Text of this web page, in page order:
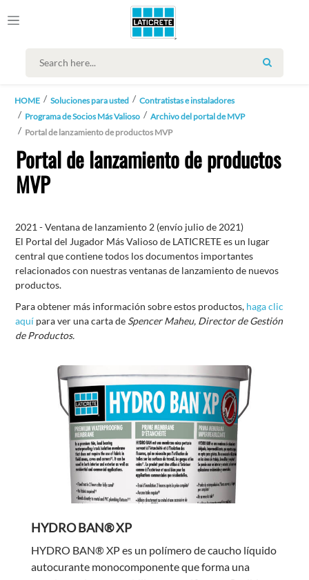
SEARCH
HOME Soluciones para usted
Contratistas e instaladores
Programa de Socios Más Valioso
Archivo del portal de MVP
Portal de lanzamiento de productos MVP
Portal de lanzamiento de productos
MVP
2021 - Ventana de lanzamiento 2 (envío julio de 2021)
El Portal del Jugador Más Valioso de LATICRETE es un lugar
central que contiene todos los documentos importantes
relacionados con nuestras ventanas de lanzamiento de nuevos
productos.
Para obtener más información sobre estos productos, haga clic
aquí para ver una carta de Spencer Maheu, Director de Gestión
de Productos.
HYDRO BAN® XP
HYDRO BAN® XP es un polímero de caucho líquido
autocurante monocomponente que forma una